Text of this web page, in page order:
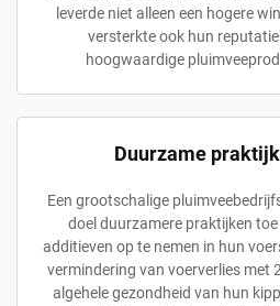
leverde niet alleen een hogere
versterkte ook hun
hoogwaardige
Duurzame
Een grootschalige
doel duurzamere praktijken
additieven op te nemen in hun
vermindering van voerverlies met
algehele gezondheid van hun